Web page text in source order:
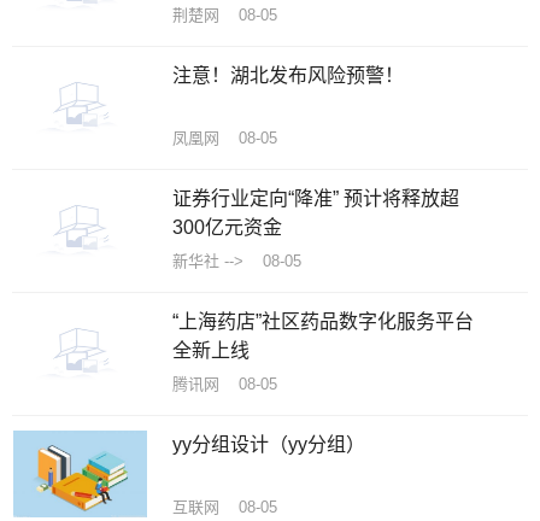
荆楚网 08-05
注意！湖北发布风险预警！
凤凰网 08-05
证券行业定向“降准” 预计将释放超
300亿元资金
新华社 --> 08-05
“上海药店”社区药品数字化服务平台
全新上线
腾讯网 08-05
yy分组设计（yy分组）
互联网 08-05